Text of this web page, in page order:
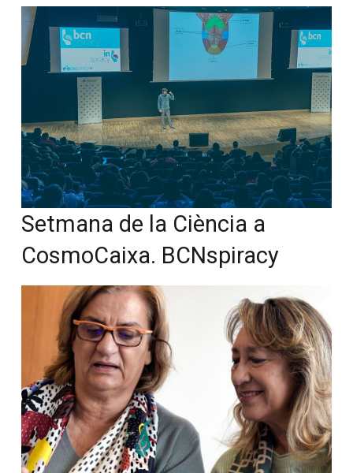
Setmana de la Ciència a
CosmoCaixa. BCNspiracy